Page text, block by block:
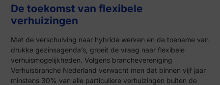
De toekomst van flexibele
verhuizingen
Met de verschuiving naar hybride werken en de toename van
drukke gezinsagenda’s, groeit de vraag naar flexibele
verhuismogelijkheden. Volgens branchevereniging
Verhuisbranche Nederland verwacht men dat binnen vijf jaar
minstens 30% van alle particuliere verhuizingen buiten de